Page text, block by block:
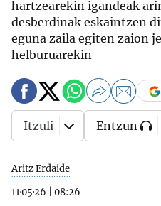
hartzearekin igandeak
desberdinak eskaintzen
eguna zaila egiten zaion
helburuarekin
Aritz Erdaide
11·05·26
08:26
Itzuli Entzun